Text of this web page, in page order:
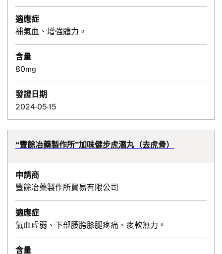
適應症
補氣血、增強體力。
含量
80mg
發證日期
2024-05-15
“豐餘冶藥製作所”加味健步虎潛丸（去虎骨）
申請商
豐餘冶藥製作所貿易有限公司
適應症
氣血虛弱、下部腰胯膝腿疼痛、痠軟無力。
含量